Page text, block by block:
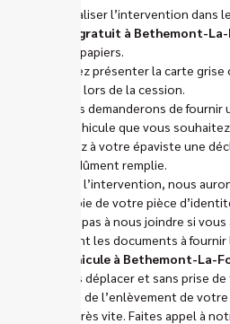
Afin de réaliser l’intervention dans
épaviste gratuit à Bethemont-
plusieurs papiers.
Vous devez présenter la carte
barrerons lors de la cession.
Nous vous demanderons de
pour le véhicule que vous
Fournissez à votre épaviste une
véhicule dûment remplie.
Le jour de l’intervention, nous
photocopie de votre pièce
N’hésitez pas à nous joindre si
concernant les documents à
votre véhicule à Bethemont-La-
Sans vous déplacer et sans prise
occupons de l’enlèvement de
l’oublier très vite. Faites appel à